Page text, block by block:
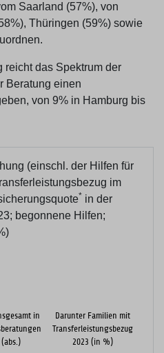
Saarland (57%), von
Thüringen (59%) sowie
reicht das Spektrum der
Beratung einen
von 9% in Hamburg bis
(einschl. der Hilfen für
im
* in der
begonnene Hilfen;
in
Darunter Familien mit
Transferleistungsbezug
2023 (in %)